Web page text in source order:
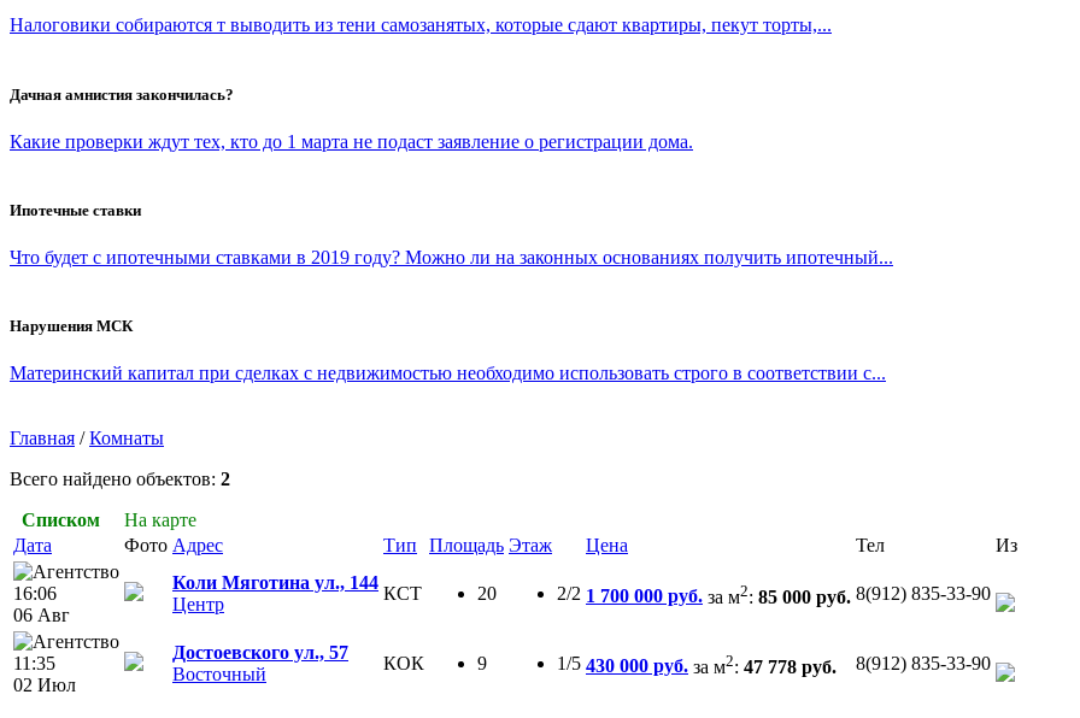
Налоговики собираются т выводить из тени самозанятых, которые сдают квартиры, пекут торты,...
Дачная амнистия закончилась?
Какие проверки ждут тех, кто до 1 марта не подаст заявление о регистрации дома.
Ипотечные ставки
Что будет с ипотечными ставками в 2019 году? Можно ли на законных основаниях получить ипотечный...
Нарушения МСК
Материнский капитал при сделках с недвижимостью необходимо использовать строго в соответствии с...
Главная /Комнаты
Всего найдено объектов: 2
Списком
На карте
Дата
Фото Адрес Тип Площадь Этаж Цена Тел Из
16:06
06 Авг
Коли Мяготина ул., 144
Центр
КСТ 20 2/2 1 700 000 руб. за м2: 85 000 руб. 8(912) 835-33-90
11:35
02 Июл
Достоевского ул., 57
Восточный
КОК 9 1/5 430 000 руб. за м2: 47 778 руб. 8(912) 835-33-90